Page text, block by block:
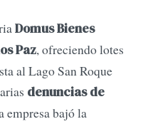
Domus Bienes
Paz, ofreciendo lotes
al Lago San Roque
denuncias de
empresa bajó la